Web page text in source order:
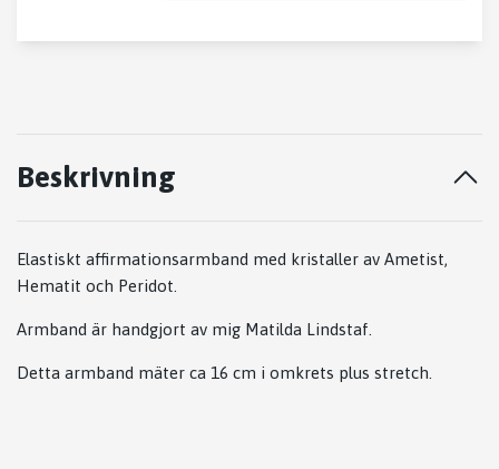
Beskrivning
Elastiskt affirmationsarmband med kristaller av Ametist,
Hematit och Peridot.
Armband är handgjort av mig Matilda Lindstaf.
Detta armband mäter ca 16 cm i omkrets plus stretch.